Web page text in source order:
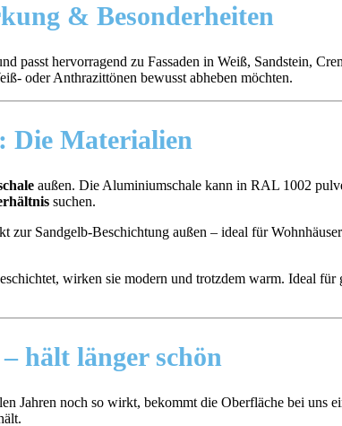
& Besonderheiten
passt hervorragend zu Fassaden in Weiß, Sandstein,
oder Anthrazittönen bewusst abheben möchten.
Die Materialien
außen. Die Aluminiumschale kann in RAL 1002
suchen.
zur Sandgelb-Beschichtung außen – ideal für
wirken sie modern und trotzdem warm. Ideal für
hält länger schön
Jahren noch so wirkt, bekommt die Oberfläche bei uns